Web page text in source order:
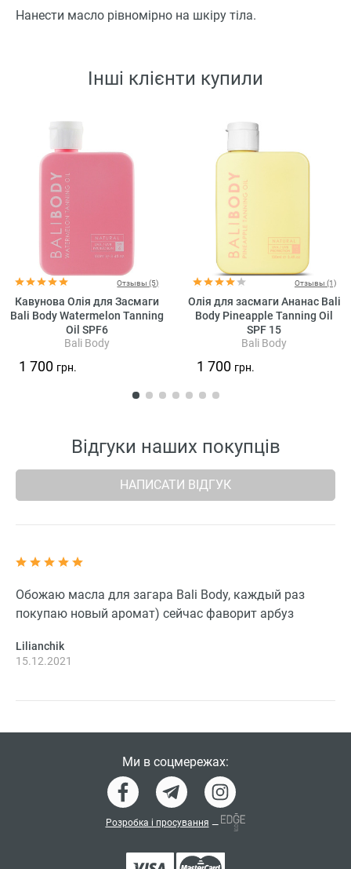
Нанести масло рівномірно на шкіру тіла.
Інші клієнти купили
Отзывы (5)
Кавунова Олія для Засмаги
Bali Body Watermelon Tanning
Oil SPF6
Bali Body
1 700 грн.
Отзывы (1)
Олія для засмаги Ананас Bali
Body Pineapple Tanning Oil
SPF 15
Bali Body
1 700 грн.
Відгуки наших покупців
НАПИСАТИ ВІДГУК
Обожаю масла для загара Bali Body, каждый раз
покупаю новый аромат) сейчас фаворит арбуз
Lilianchik
15.12.2021
Ми в соцмережах:
Розробка і просування —